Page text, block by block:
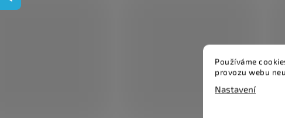
Používáme
provozu webu
Nastavení